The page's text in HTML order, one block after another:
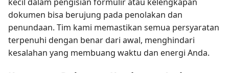
dokumen bisa berujung pada penolakan dan
penundaan. Tim kami memastikan semua persyaratan
terpenuhi dengan benar dari awal, menghindari
kesalahan yang membuang waktu dan energi Anda.